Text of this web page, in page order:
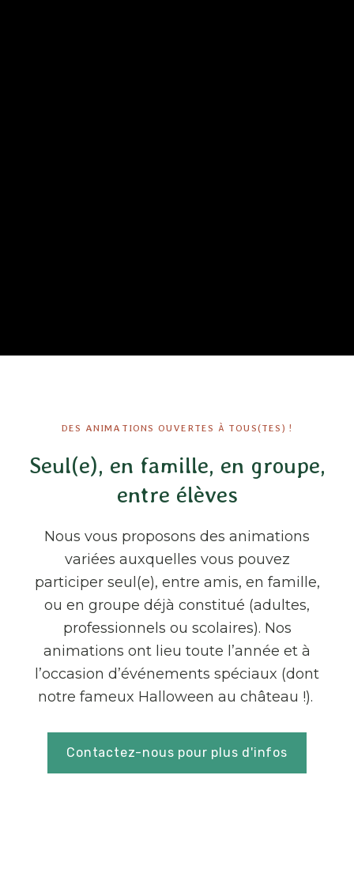
DES ANIMATIONS OUVERTES À TOUS(TES) !
Seul(e), en famille, en groupe,
entre élèves
Nous vous proposons des animations
variées auxquelles vous pouvez
participer seul(e), entre amis, en famille,
ou en groupe déjà constitué (adultes,
professionnels ou scolaires). Nos
animations ont lieu toute l’année et à
l’occasion d’événements spéciaux (dont
notre fameux Halloween au château !).
Contactez-nous pour plus d'infos